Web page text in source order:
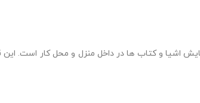
اشیا و کتاب ها در داخل منزل و محل کار است.